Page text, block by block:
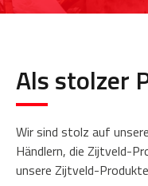
Als stolzer
Wir sind stolz auf
Händlern, die Zijtveld-
unsere Zijtveld-